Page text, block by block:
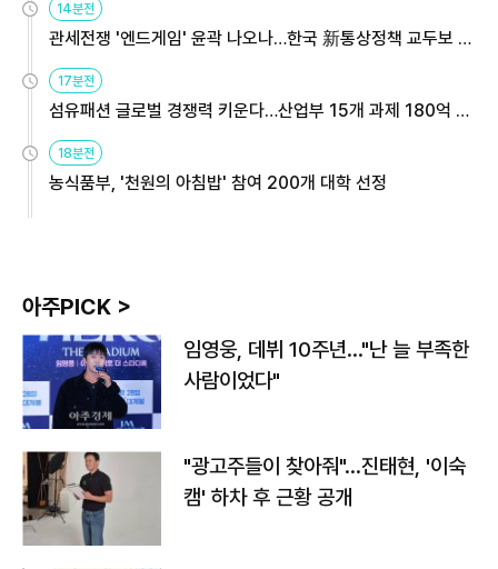
14분전
관세전쟁 '엔드게임' 윤곽 나오나…한국 新통상정책 교두보 활
용해야
17분전
섬유패션 글로벌 경쟁력 키운다…산업부 15개 과제 180억 지
원
18분전
농식품부, '천원의 아침밥' 참여 200개 대학 선정
아주PICK >
임영웅, 데뷔 10주년…"난 늘 부족한
사람이었다"
"광고주들이 찾아줘"…진태현, '이숙
캠' 하차 후 근황 공개